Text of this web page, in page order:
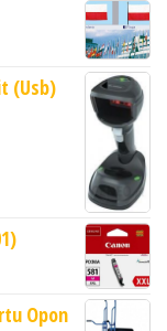
(Usb)
Opon